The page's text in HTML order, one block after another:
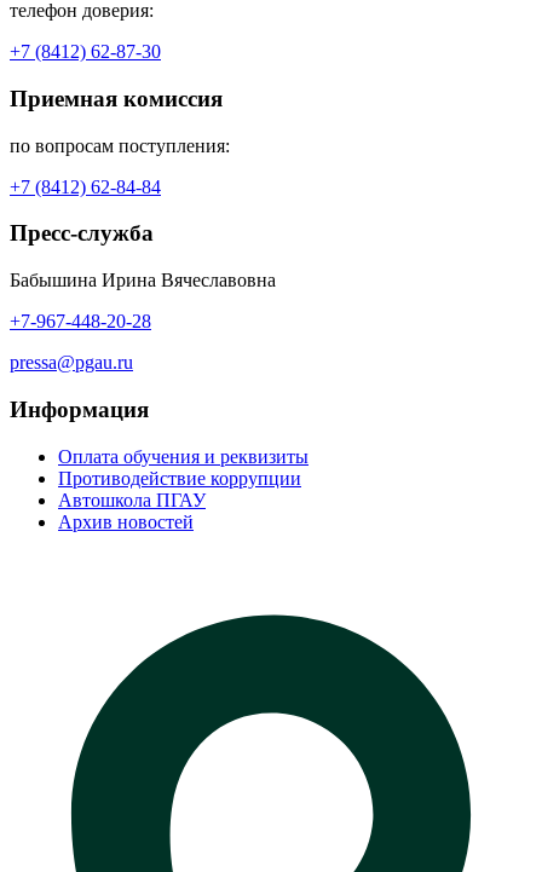
телефон доверия:
+7 (8412) 62-87-30
Приемная комиссия
по вопросам поступления:
+7 (8412) 62-84-84
Пресс-служба
Бабышина Ирина Вячеславовна
+7-967-448-20-28
pressa@pgau.ru
Информация
Оплата обучения и реквизиты
Противодействие коррупции
Автошкола ПГАУ
Архив новостей